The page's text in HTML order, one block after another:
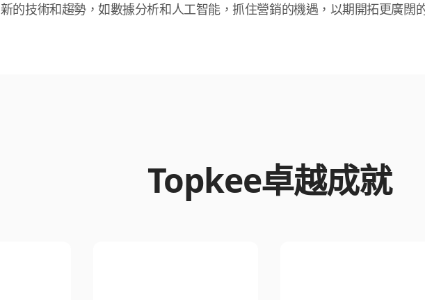
新的技術和趨勢，如數據分析和人工智能，抓住營銷的機遇，以期開拓更廣闊
Topkee卓越成就